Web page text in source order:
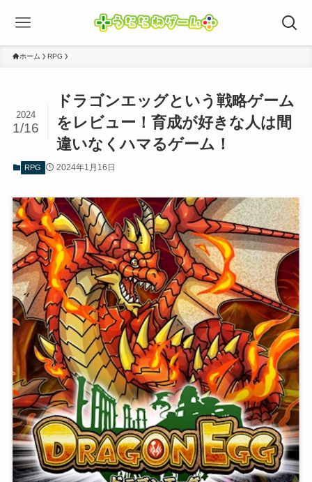
ホーム RPG
ドラゴンエッグという戦略ゲーム
をレビュー！育成が好きな人は間
違いなくハマるゲーム！
2024
1/16
RPG 2024年1月16日